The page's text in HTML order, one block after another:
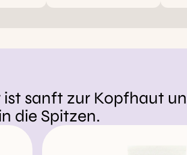
sanft zur Kopfhaut
die Spitzen.